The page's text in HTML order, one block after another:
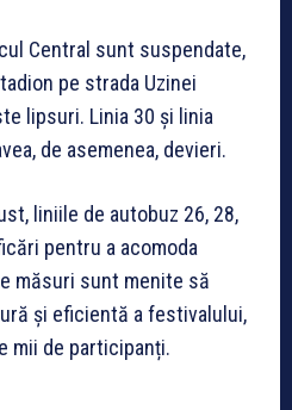
Central sunt suspendate,
pe strada Uzinei
lipsuri. Linia 30 și linia
de asemenea, devieri.
liniile de autobuz 26, 28,
pentru a acomoda
măsuri sunt menite să
și eficientă a festivalului,
mii de participanți.